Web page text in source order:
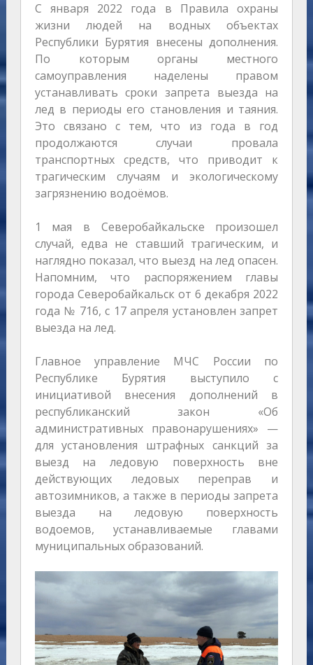
С января 2022 года в Правила охраны
жизни людей на водных объектах
Республики Бурятия внесены дополнения.
По которым органы местного
самоуправления наделены правом
устанавливать сроки запрета выезда на
лед в периоды его становления и таяния.
Это связано с тем, что из года в год
продолжаются случаи провала
транспортных средств, что приводит к
трагическим случаям и экологическому
загрязнению водоёмов.
1 мая в Северобайкальске произошел
случай, едва не ставший трагическим, и
наглядно показал, что выезд на лед опасен.
Напомним, что распоряжением главы
города Северобайкальск от 6 декабря 2022
года № 716, с 17 апреля установлен запрет
выезда на лед.
Главное управление МЧС России по
Республике Бурятия выступило с
инициативой внесения дополнений в
республиканский закон «Об
административных правонарушениях» —
для установления штрафных санкций за
выезд на ледовую поверхность вне
действующих ледовых переправ и
автозимников, а также в периоды запрета
выезда на ледовую поверхность
водоемов, устанавливаемые главами
муниципальных образований.